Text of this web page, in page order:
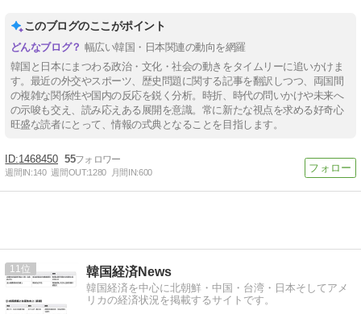
このブログのここがポイント
幅広い韓国・日本関連の動向を網羅
韓国と日本にまつわる政治・文化・社会の動きをタイムリーに追いかけま
す。最近の外交やスポーツ、歴史問題に関する記事を翻訳しつつ、両国間
の複雑な関係性や国内の反応を鋭く分析。時折、時代の問いかけや未来へ
の示唆も交え、読み応えある展開を意識。常に新たな視点を求める好奇心
旺盛な読者にとって、情報の式典となることを目指します。
1468450 55
週間IN:140 週間OUT:1280 月間IN:600
11 韓国経済News
韓国経済を中心に北朝鮮・中国・台湾・日本そしてアメ
リカの経済状況を掲載するサイトです。